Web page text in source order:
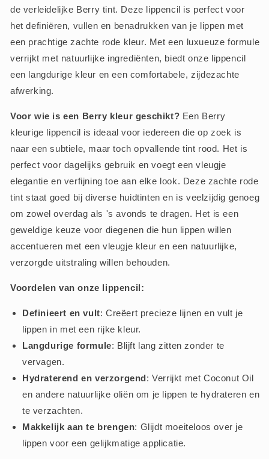
de verleidelijke Berry tint. Deze lippencil is perfect voor
het definiëren, vullen en benadrukken van je lippen met
een prachtige zachte rode kleur. Met een luxueuze formule
verrijkt met natuurlijke ingrediënten, biedt onze lippencil
een langdurige kleur en een comfortabele, zijdezachte
afwerking.
Voor wie is een Berry kleur geschikt? Een Berry
kleurige lippencil is ideaal voor iedereen die op zoek is
naar een subtiele, maar toch opvallende tint rood. Het is
perfect voor dagelijks gebruik en voegt een vleugje
elegantie en verfijning toe aan elke look. Deze zachte rode
tint staat goed bij diverse huidtinten en is veelzijdig genoeg
om zowel overdag als 's avonds te dragen. Het is een
geweldige keuze voor diegenen die hun lippen willen
accentueren met een vleugje kleur en een natuurlijke,
verzorgde uitstraling willen behouden.
Voordelen van onze lippencil:
Definieert en vult: Creëert precieze lijnen en vult je
lippen in met een rijke kleur.
Langdurige formule: Blijft lang zitten zonder te
vervagen.
Hydraterend en verzorgend: Verrijkt met Coconut Oil
en andere natuurlijke oliën om je lippen te hydrateren en
te verzachten.
Makkelijk aan te brengen: Glijdt moeiteloos over je
lippen voor een gelijkmatige applicatie.